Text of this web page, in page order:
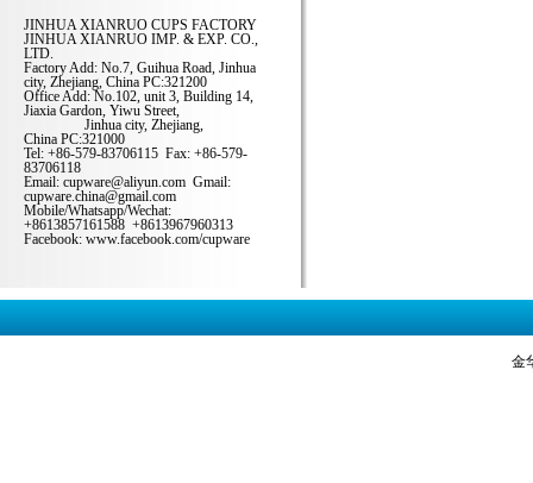
JINHUA XIANRUO CUPS FACTORY
JINHUA XIANRUO IMP. & EXP. CO.,
LTD.
Factory Add: No.7, Guihua Road, Jinhua
city, Zhejiang, China PC:321200
Office Add: No.102, unit 3, Building 14,
Jiaxia Gardon, Yiwu Street,
Jinhua city, Zhejiang,
China PC:321000
Tel: +86-579-83706115 Fax: +86-579-
83706118
Email: cupware@aliyun.com Gmail:
cupware.china@gmail.com
Mobile/Whatsapp/Wechat:
+8613857161588 +8613967960313
Facebook: www.facebook.com/cupware
金